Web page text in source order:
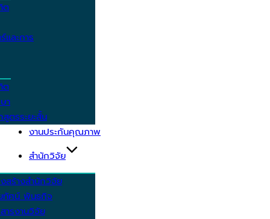
ต
ละการ
ต
า
ตรระยะสั้น
งานประกันคุณภาพ
สำนักวิจัย
สร้างสำนักวิจัย
ทัศน์ พันธกิจ
ารงานวิจัย